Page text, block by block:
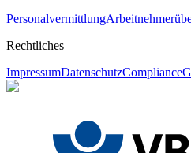
Personalvermittlung
Rechtliches
ImpressumDatenschutzCompliance